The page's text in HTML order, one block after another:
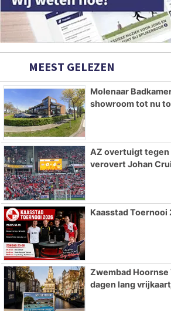
MEEST GELEZEN
Molenaar
showroom tot nu
AZ overtuigt tegen
verovert Johan
Kaasstad Toernooi
Zwembad
dagen lang